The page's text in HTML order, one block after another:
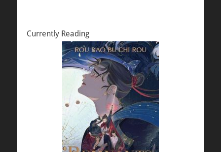
Currently Reading